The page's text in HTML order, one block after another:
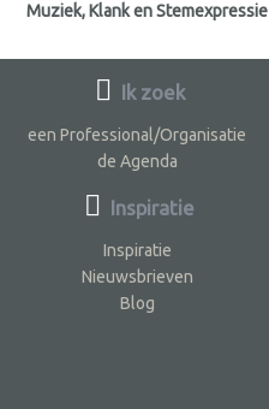
Muziek, Klank en Stemexpressie
Ik zoek
een Professional/Organisatie
de Agenda
Inspiratie
Inspiratie
Nieuwsbrieven
Blog